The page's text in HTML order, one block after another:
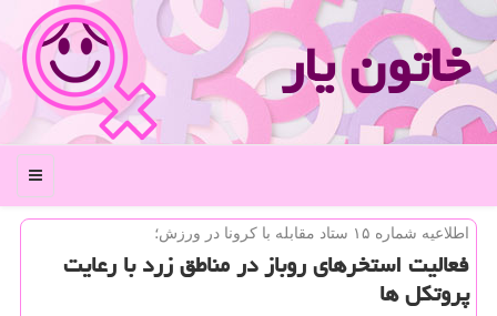
خاتون یار
منو
اطلاعیه شماره ۱۵ ستاد مقابله با كرونا در ورزش؛
فعالیت استخرهای روباز در مناطق زرد با رعایت
پروتكل ها